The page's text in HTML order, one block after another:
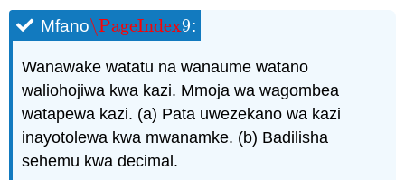
Mfano\PageIndex9
\PageIndex9:
Wanawake watatu na wanaume watano
waliohojiwa kwa kazi. Mmoja wa wagombea
watapewa kazi. (a) Pata uwezekano wa kazi
inayotolewa kwa mwanamke. (b) Badilisha
sehemu kwa decimal.